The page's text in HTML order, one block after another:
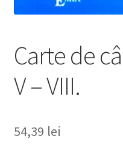
Carte de
V – VIII.
54,39 lei